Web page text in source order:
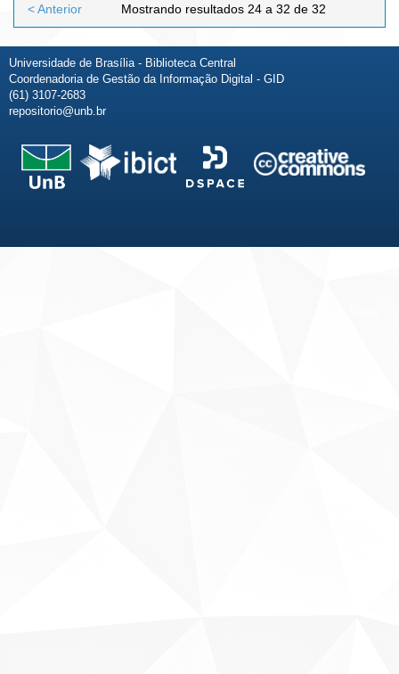
Mostrando resultados 24 a 32 de 32
< Anterior
Universidade de Brasília - Biblioteca Central
Coordenadoria de Gestão da Informação Digital - GID
(61) 3107-2683
repositorio@unb.br